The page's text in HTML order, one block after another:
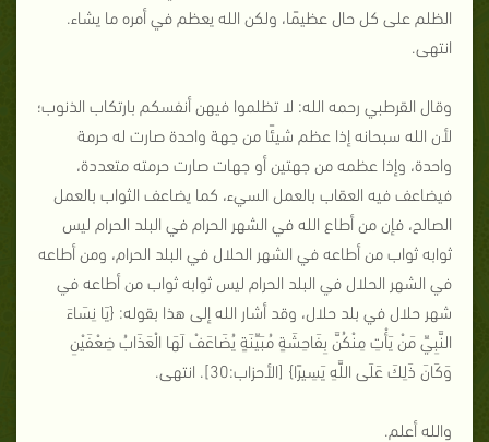
الظلم على كل حال عظيمًا، ولكن الله يعظم في أمره ما يشاء.
انتهى.
وقال القرطبي رحمه الله: لا تظلموا فيهن أنفسكم بارتكاب الذنوب؛
لأن الله سبحانه إذا عظم شيئًا من جهة واحدة صارت له حرمة
واحدة، وإذا عظمه من جهتين أو جهات صارت حرمته متعددة،
فيضاعف فيه العقاب بالعمل السيء، كما يضاعف الثواب بالعمل
الصالح، فإن من أطاع الله في الشهر الحرام في البلد الحرام ليس
ثوابه ثواب من أطاعه في الشهر الحلال في البلد الحرام، ومن أطاعه
في الشهر الحلال في البلد الحرام ليس ثوابه ثواب من أطاعه في
شهر حلال في بلد حلال، وقد أشار الله إلى هذا بقوله: {يَا نِسَاءَ
النَّبِيِّ مَنْ يَأْتِ مِنْكُنَّ بِفَاحِشَةٍ مُبَيِّنَةٍ يُضَاعَفْ لَهَا الْعَذَابُ ضِعْفَيْنِ
وَكَانَ ذَلِكَ عَلَى اللَّهِ يَسِيرًا} [الأحزاب:30]. انتهى.
والله أعلم.